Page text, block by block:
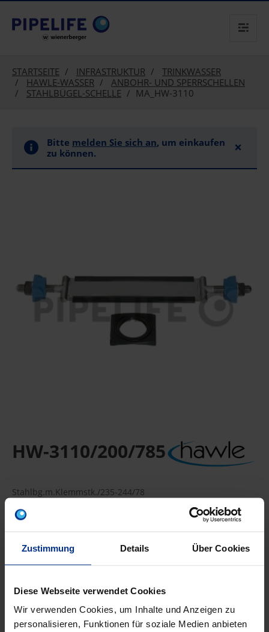
Zustimmung Details Über Cookies
Diese Webseite verwendet Cookies
Wir verwenden Cookies, um Inhalte und Anzeigen zu
personalisieren, Funktionen für soziale Medien anbieten
text.skipToContent
text.skipToNavigation
STARTSEITE INFRASTRUKTUR
TRINKWASSER
HAWLE-WASSER
ANBOHR- UND SPERRSCHELLEN
STAHLBÜGEL-SCHELLE
MA_HW-3110
Bitte melden Sie sich an, um einkaufen
zu können.
×
HW-3110/200/785
Stahlbg.m.Klemmstk./235-244/78
Inklusive Haltestücken, Beilagscheiben, Muttern